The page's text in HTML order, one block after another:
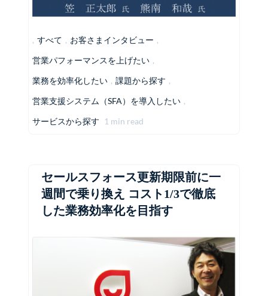
, すべて , お客さまインタビュー ,
営業パフォーマンスを上げたい ,
業務を効率化したい , 課題から探す ,
営業支援システム（SFA）を導入したい ,
サービスから探す
1 min read
セールスフォース更新期限前に一
週間で乗り換え コスト1/3で徹底
した業務効率化を目指す